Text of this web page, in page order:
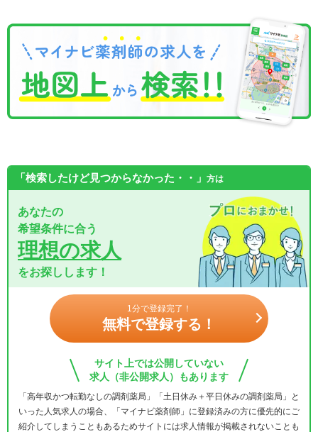
「検索したけど見つからなかった・・」 方は
あなたの
希望条件に合う
理想の求人
をお探しします！
1分で登録完了！
無料で登録する！
サイト上では公開していない
求人（非公開求人）もあります
「高年収かつ転勤なしの調剤薬局」「土日休み＋平日休みの調剤薬局」と
いった人気求人の場合、「マイナビ薬剤師」に登録済みの方に優先的にご
紹介してしまうこともあるためサイトには求人情報が掲載されないことも